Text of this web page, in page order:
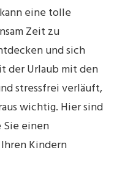
eine tolle
Zeit zu
und sich
der Urlaub mit den
stressfrei verläuft,
wichtig. Hier sind
einen
Kindern